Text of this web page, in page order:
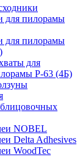
для пилорамы
для пилорамы
для
Р-63 (4Б)
NOBEL
Delta Adhesives
WoodTec